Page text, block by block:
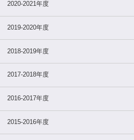
2020-2021年度
2019-2020年度
2018-2019年度
2017-2018年度
2016-2017年度
2015-2016年度